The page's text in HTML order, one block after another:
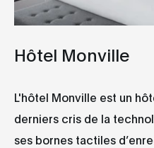
Hôtel Monville
L'hôtel Monville est un
derniers cris de la
ses bornes tactiles